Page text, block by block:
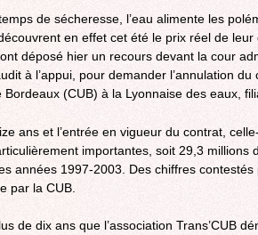
de sécheresse, l’eau alimente les
en effet cet été le prix réel de
déposé hier un recours devant la cour
à l’appui, pour demander l’annulation
Bordeaux (CUB) à la Lyonnaise des eaux,
ans et l’entrée en vigueur du contrat,
importantes, soit 29,3 millions
années 1997-2003. Des chiffres
par la CUB.
de dix ans que l’association Trans’CUB